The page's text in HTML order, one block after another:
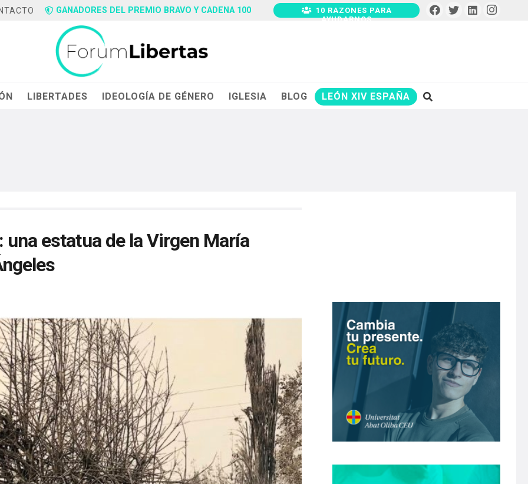
GANADORES DEL PREMIO BRAVO Y CADENA 100
10 RAZONES PARA
AYUDARNOS
LIBERTADES IDEOLOGÍA DE GÉNERO IGLESIA BLOG LEÓN XIV ESPAÑA
estatua de la Virgen María